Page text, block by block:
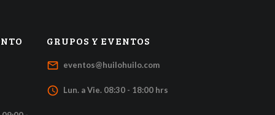
GRUPOS Y EVENTOS
mail_outline eventos@huilohuilo.com
access_time Lun. a Vie. 08:30 - 18:00 hrs